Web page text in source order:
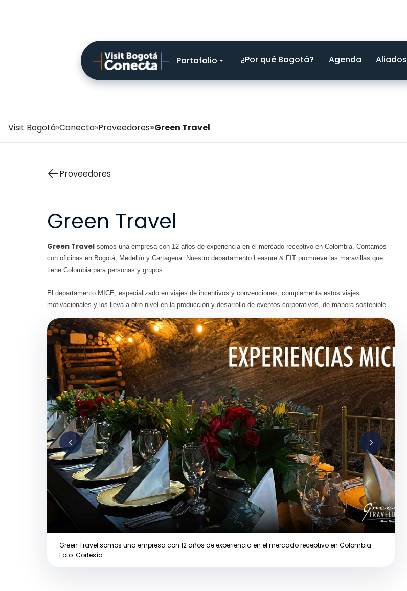
Navegación
Portafolio ¿Por qué Bogotá? Agenda Aliados
de
navegación
Visit Bogotá Conecta Proveedores Green Travel
Proveedores
Green Travel
Green Travel somos una empresa con 12 años de experiencia en el mercado receptivo en Colombia. Contamos
con oficinas en Bogotá, Medellín y Cartagena. Nuestro departamento Leasure & FIT promueve las maravillas que
tiene Colombia para personas y grupos.
El departamento MICE, especializado en viajes de incentivos y convenciones, complementa estos viajes
motivacionales y los lleva a otro nivel en la producción y desarrollo de eventos corporativos, de manera sostenible.
Green Travel somos una empresa con 12 años de experiencia en el mercado receptivo en Colombia.
Foto: Cortesía